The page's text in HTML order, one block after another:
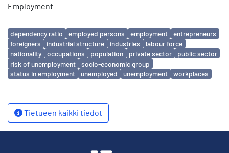
Employment
Avainsanat
dependency ratio employed persons employment
entrepreneurs
foreigners
industrial structure industries
labour force
nationality
occupations population private sector
public sector
risk of unemployment
socio-economic group
status in employment
unemployed unemployment workplaces
Tietueen kaikki tiedot